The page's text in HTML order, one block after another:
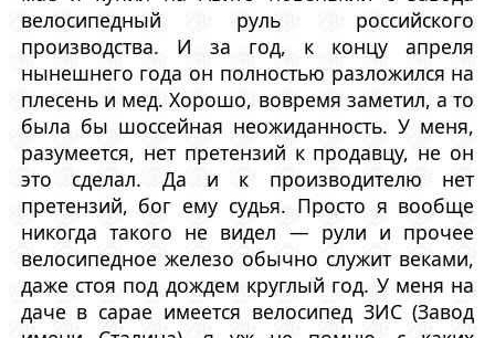
велосипедный руль российского
производства. И за год, к концу апреля
нынешнего года он полностью разложился на
плесень и мед. Хорошо, вовремя заметил, а то
была бы шоссейная неожиданность. У меня,
разумеется, нет претензий к продавцу, не он
это сделал. Да и к производителю нет
претензий, бог ему судья. Просто я вообще
никогда такого не видел — рули и прочее
велосипедное железо обычно служит веками,
даже стоя под дождем круглый год. У меня на
даче в сарае имеется велосипед ЗИС (Завод